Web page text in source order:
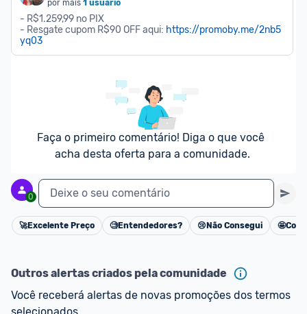
vendedores que representam empresas validadas
pelo Shopee.
As promoções são verificadas normalmente e os
dos últimos 3 meses, assim como promoções de
por mais 1 usuário
- R$1.259,99 no PIX
- Resgate cupom R$90 OFF aqui: https://promoby.me/2nb5
yq03
Faça o primeiro comentário! Diga o que você
acha desta oferta para a comunidade.
0 Deixe o seu comentário
Cancelar
🚀Excelente Preço 🧐Entendedores? 😢 Não Consegui 🤩
Outros alertas criados pela comunidade
Você receberá alertas de novas promoções dos termos